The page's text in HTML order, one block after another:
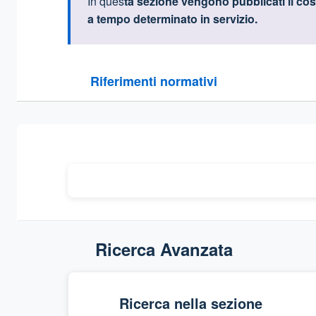
a tempo determinato in servizio.
Riferimenti normativi
Sezione compressa
Ricerca Avanzata
Ricerca nella sezione